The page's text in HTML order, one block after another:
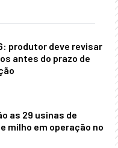
produtor deve revisar
antes do prazo de
as 29 usinas de
milho em operação no